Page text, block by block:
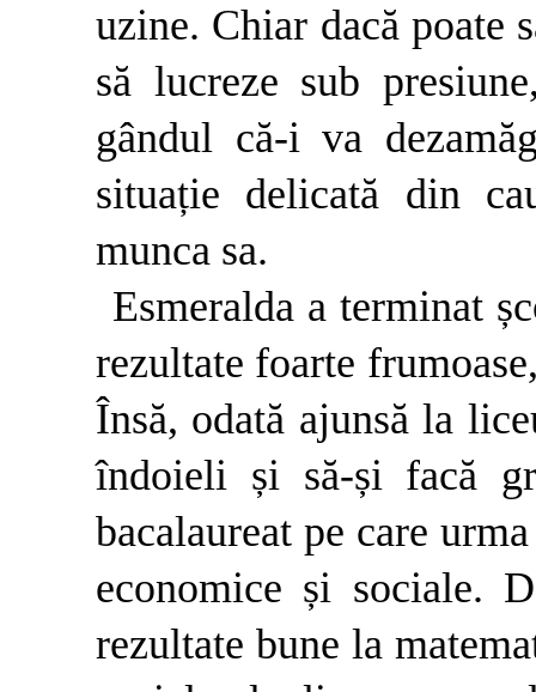
uzine. Chiar dacă poate
să lucreze sub
gândul că-i va
situație delicată din
munca sa.
Esmeralda a terminat
rezultate foarte
Însă, odată ajunsă la
îndoieli și să-și facă
bacalaureat pe care
economice și so­ciale.
rezultate bune la